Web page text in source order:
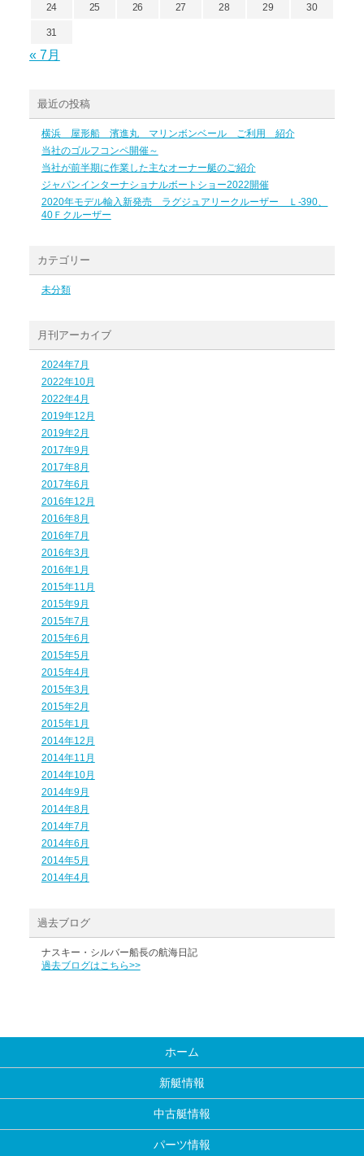
24 25 26 27 28 29 30
31
« 7月
最近の投稿
横浜 屋形船 濱進丸 マリンボンベール ご利用 紹介
当社のゴルフコンペ開催～
当社が前半期に作業した主なオーナー艇のご紹介
ジャパンインターナショナルボートショー2022開催
2020年モデル輸入新発売 ラグジュアリークルーザー Ｌ-390、
40Ｆクルーザー
カテゴリー
未分類
月刊アーカイブ
2024年7月
2022年10月
2022年4月
2019年12月
2019年2月
2017年9月
2017年8月
2017年6月
2016年12月
2016年8月
2016年7月
2016年3月
2016年1月
2015年11月
2015年9月
2015年7月
2015年6月
2015年5月
2015年4月
2015年3月
2015年2月
2015年1月
2014年12月
2014年11月
2014年10月
2014年9月
2014年8月
2014年7月
2014年6月
2014年5月
2014年4月
過去ブログ
ナスキー・シルバー船長の航海日記
過去ブログはこちら>>
ホーム
新艇情報
中古艇情報
パーツ情報